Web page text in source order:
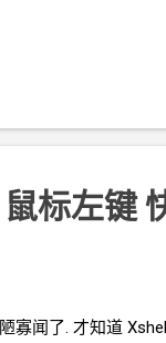
标左键
寡闻了. 才知道